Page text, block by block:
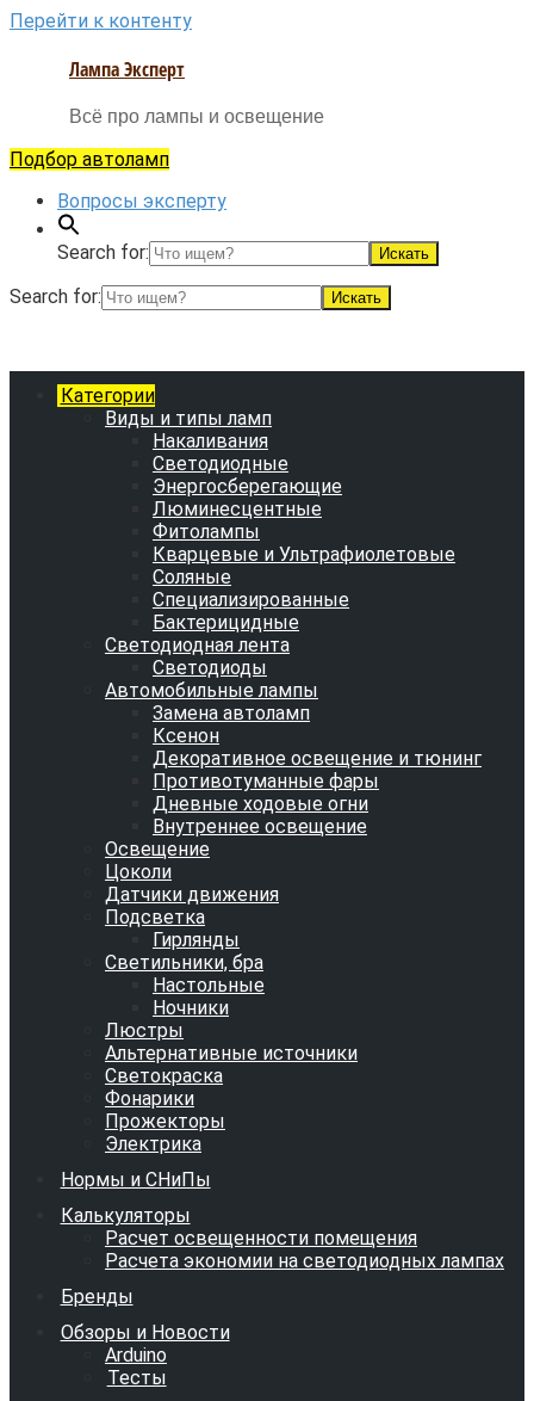
Перейти к контенту
Лампа Эксперт
Всё про лампы и освещение
Подбор автоламп
Вопросы эксперту
Search for:
Search for:
Категории
Виды и типы ламп
Накаливания
Светодиодные
Энергосберегающие
Люминесцентные
Фитолампы
Кварцевые и Ультрафиолетовые
Соляные
Специализированные
Бактерицидные
Светодиодная лента
Светодиоды
Автомобильные лампы
Замена автоламп
Ксенон
Декоративное освещение и тюнинг
Противотуманные фары
Дневные ходовые огни
Внутреннее освещение
Освещение
Цоколи
Датчики движения
Подсветка
Гирлянды
Светильники, бра
Настольные
Ночники
Люстры
Альтернативные источники
Светокраска
Фонарики
Прожекторы
Электрика
Нормы и СНиПы
Калькуляторы
Расчет освещенности помещения
Расчета экономии на светодиодных лампах
Бренды
Обзоры и Новости
Arduino
Тесты